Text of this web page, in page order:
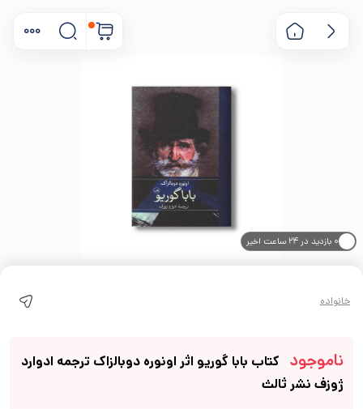
۰ بازدید در ۲۴ ساعت اخیر
خانواده
ناموجود
کتاب بابا گوریو اثر اونوره دوبالزاک ترجمه ادوارد
ژوزف نشر ثالث